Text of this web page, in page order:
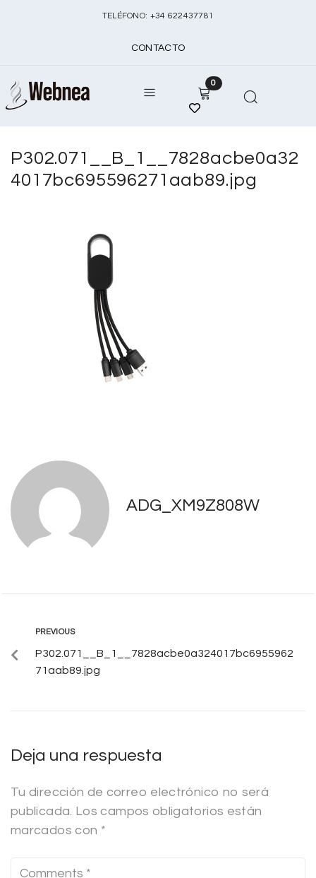
TELÉFONO: +34 622437781
CONTACTO
0
P302.071__B_1__7828acbe0a32
4017bc695596271aab89.jpg
ADG_XM9Z808W
PREVIOUS
P302.071__B_1__7828acbe0a324017bc6955962
71aab89.jpg
Deja una respuesta
Tu dirección de correo electrónico no será
publicada. Los campos obligatorios están
marcados con *